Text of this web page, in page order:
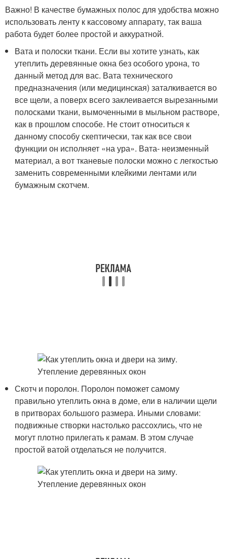
Важно! В качестве бумажных полос для удобства можно
использовать ленту к кассовому аппарату, так ваша
работа будет более простой и аккуратной.
Вата и полоски ткани. Если вы хотите узнать, как
утеплить деревянные окна без особого урона, то
данный метод для вас. Вата технического
предназначения (или медицинская) заталкивается во
все щели, а поверх всего заклеивается вырезанными
полосками ткани, вымоченными в мыльном растворе,
как в прошлом способе. Не стоит относиться к
данному способу скептически, так как все свои
функции он исполняет «на ура». Вата- неизменный
материал, а вот тканевые полоски можно с легкостью
заменить современными клейкими лентами или
бумажным скотчем.
Скотч и поролон. Поролон поможет самому
правильно утеплить окна в доме, ели в наличии щели
в притворах большого размера. Иными словами:
подвижные створки настолько рассохлись, что не
могут плотно прилегать к рамам. В этом случае
простой ватой отделаться не получится.